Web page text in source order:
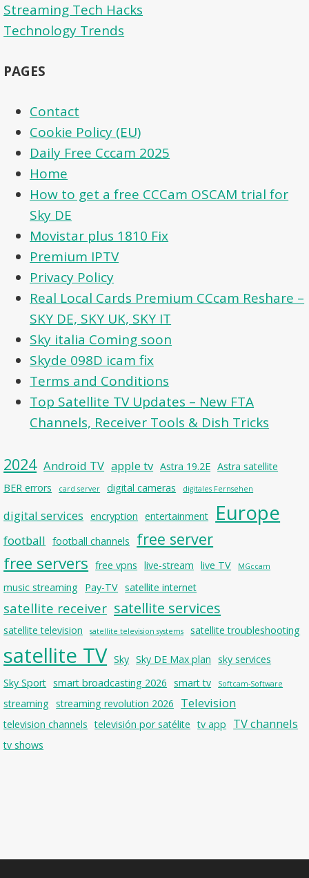
Streaming Tech Hacks
Technology Trends
PAGES
Contact
Cookie Policy (EU)
Daily Free Cccam 2025
Home
How to get a free CCCam OSCAM trial for
Sky DE
Movistar plus 1810 Fix
Premium IPTV
Privacy Policy
Real Local Cards Premium CCcam Reshare –
SKY DE, SKY UK, SKY IT
Sky italia Coming soon
Skyde 098D icam fix
Terms and Conditions
Top Satellite TV Updates – New FTA
Channels, Receiver Tools & Dish Tricks
2024 Android TV apple tv Astra 19.2E Astra satellite
BER errors
card server digital cameras digitales Fernsehen
digital services encryption entertainment Europe
football football channels free server
free servers free vpns live-stream live TV MGccam
music streaming Pay-TV satellite internet
satellite receiver satellite services
satellite television satellite television systems satellite troubleshooting
satellite TV Sky Sky DE Max plan sky services
Sky Sport smart broadcasting 2026 smart tv Softcam-Software
streaming streaming revolution 2026 Television
television channels televisión por satélite tv app TV channels
tv shows